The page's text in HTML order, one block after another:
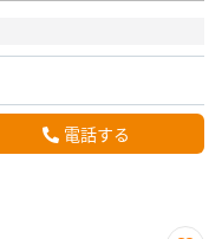
電話する